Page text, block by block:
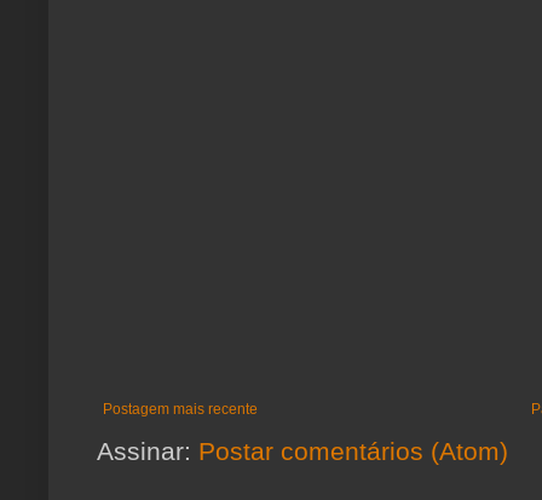
Postagem mais recente
Assinar: Postar comentários (Atom)